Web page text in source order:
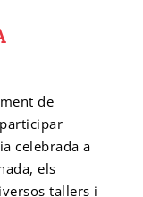
de
celebrada a
els
tallers i